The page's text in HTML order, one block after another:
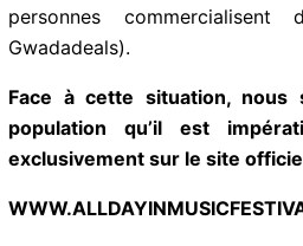
personnes
Gwadadeals).
Face à cette situation, nous
population qu’il est
exclusivement sur le site